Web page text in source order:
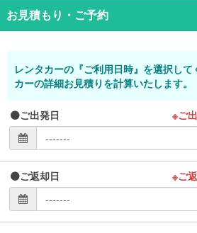
お見積もり・ご予約
レンタカーの『ご利用日時』を選択し
カーの詳細お見積りを計算いたします。
ご出発日 ※ご
ご返却日 ※ご